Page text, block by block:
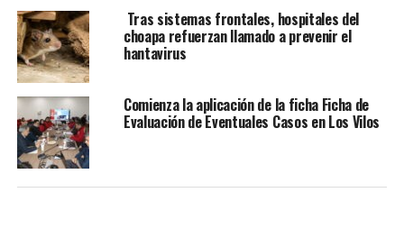
Tras sistemas frontales, hospitales del
choapa refuerzan llamado a prevenir el
hantavirus
Comienza la aplicación de la ficha Ficha de
Evaluación de Eventuales Casos en Los Vilos